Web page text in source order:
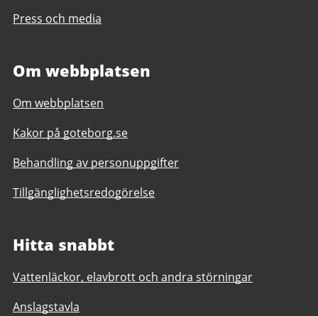
Press och media
Om webbplatsen
Om webbplatsen
Kakor på goteborg.se
Behandling av personuppgifter
Tillgänglighetsredogörelse
Hitta snabbt
Vattenläckor, elavbrott och andra störningar
Anslagstavla